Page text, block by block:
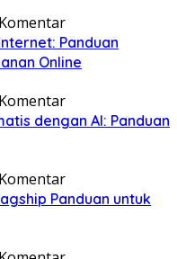
Panduan
Online
dengan AI: Panduan
Panduan untuk